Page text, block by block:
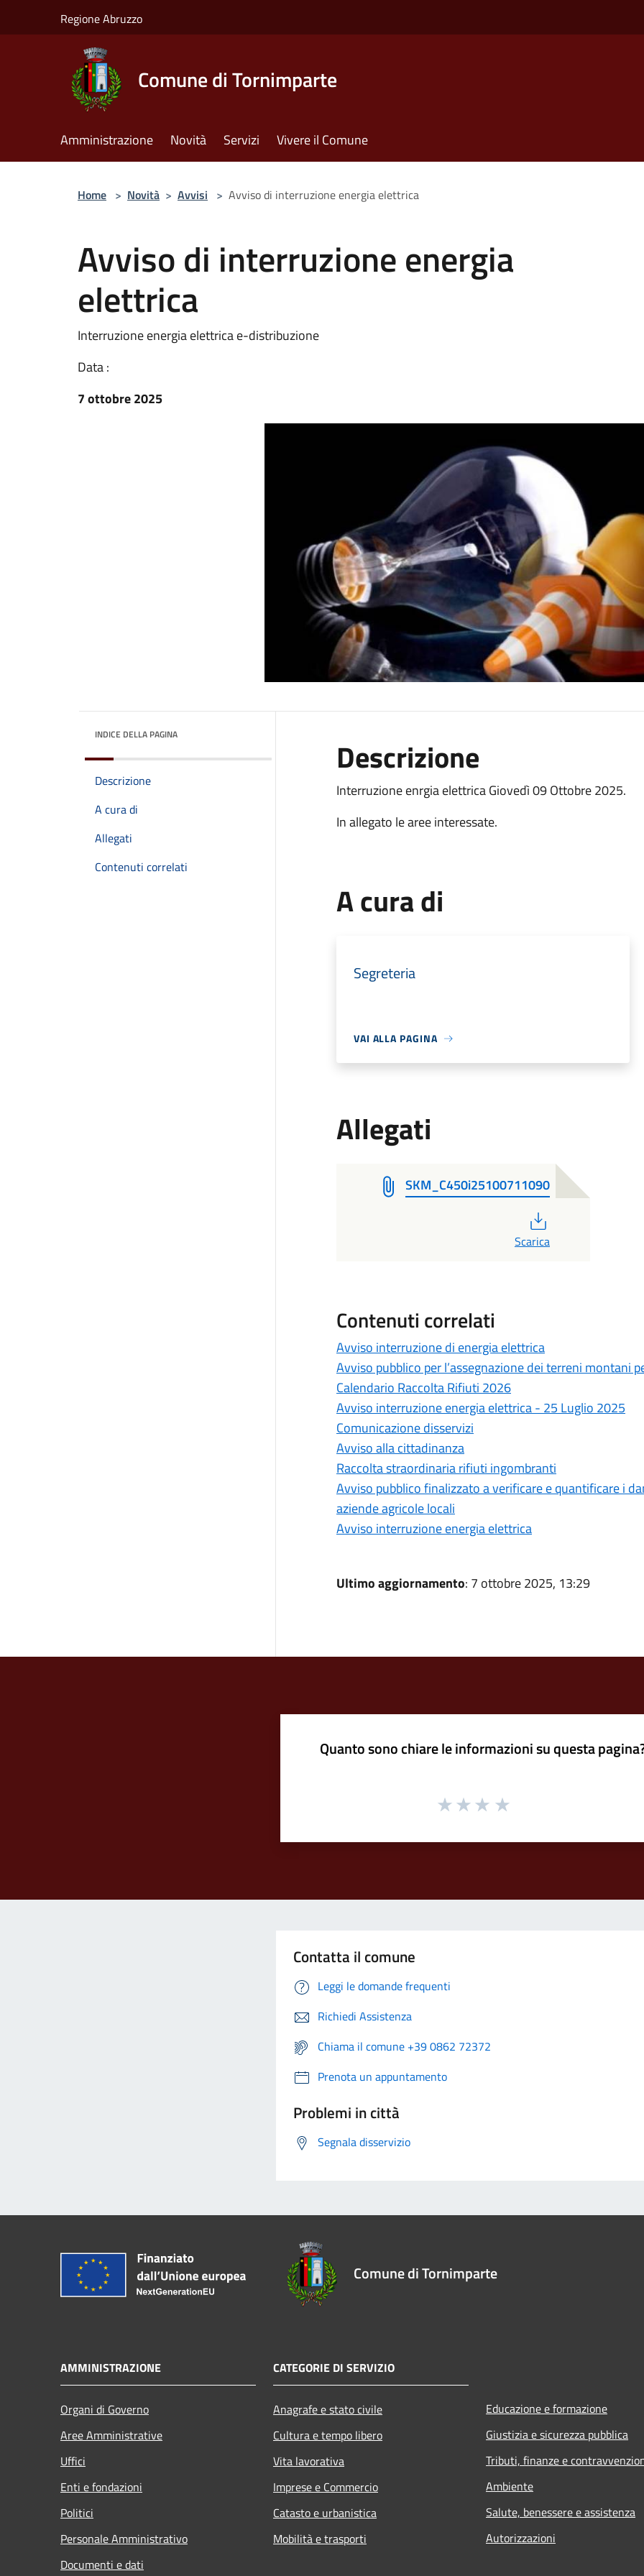
Regione Abruzzo
Comune di Tornimparte
Amministrazione Novità Servizi Vivere il Comune
Home > Novità > Avvisi > Avviso di interruzione energia elettrica
Avviso di interruzione energia
elettrica
Interruzione energia elettrica e-distribuzione
Data :
7 ottobre 2025
INDICE DELLA PAGINA
Descrizione
A cura di
Allegati
Contenuti correlati
Descrizione
Interruzione enrgia elettrica Giovedì 09 Ottobre 2025.
In allegato le aree interessate.
A cura di
Segreteria
VAI ALLA PAGINA
Allegati
SKM_C450i25100711090
Scarica
Contenuti correlati
Avviso interruzione di energia elettrica
Avviso pubblico per l’assegnazione dei terreni montani
Calendario Raccolta Rifiuti 2026
Avviso interruzione energia elettrica - 25 Luglio 2025
Comunicazione disservizi
Avviso alla cittadinanza
Raccolta straordinaria rifiuti ingombranti
Avviso pubblico finalizzato a verificare e quantificare i
aziende agricole locali
Avviso interruzione energia elettrica
Ultimo aggiornamento: 7 ottobre 2025, 13:29
Quanto sono chiare le informazioni su questa
Contatta il comune
Leggi le domande frequenti
Richiedi Assistenza
Chiama il comune +39 0862 72372
Prenota un appuntamento
Problemi in città
Segnala disservizio
Comune di Tornimparte
AMMINISTRAZIONE
Organi di Governo
Aree Amministrative
Uffici
Enti e fondazioni
Politici
Personale Amministrativo
Documenti e dati
CATEGORIE DI SERVIZIO
Anagrafe e stato civile
Cultura e tempo libero
Vita lavorativa
Imprese e Commercio
Catasto e urbanistica
Mobilità e trasporti
Educazione e formazione
Giustizia e sicurezza pubblica
Tributi, finanze e
Ambiente
Salute, benessere e assistenza
Autorizzazioni